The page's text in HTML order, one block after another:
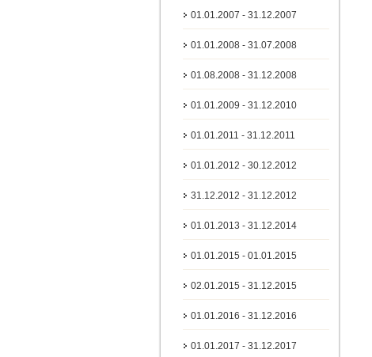
01.01.2007 - 31.12.2007
01.01.2008 - 31.07.2008
01.08.2008 - 31.12.2008
01.01.2009 - 31.12.2010
01.01.2011 - 31.12.2011
01.01.2012 - 30.12.2012
31.12.2012 - 31.12.2012
01.01.2013 - 31.12.2014
01.01.2015 - 01.01.2015
02.01.2015 - 31.12.2015
01.01.2016 - 31.12.2016
01.01.2017 - 31.12.2017